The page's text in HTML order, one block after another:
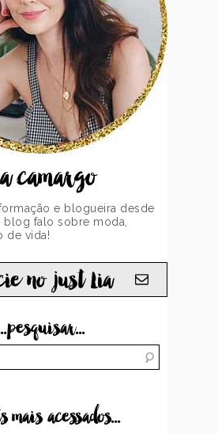
camargo
e blogueira desde
blog falo sobre moda,
de vida!
no just Lia
mais acessados...